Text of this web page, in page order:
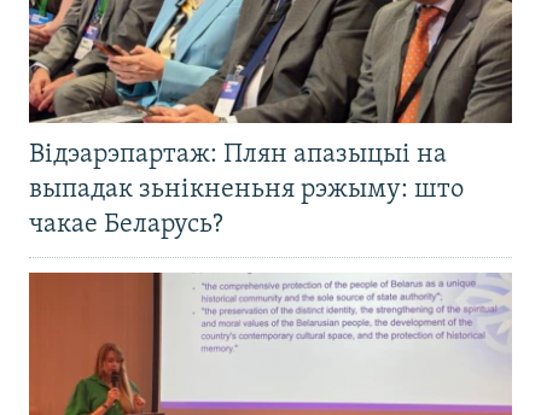
Відэарэпартаж: Плян апазыцыі на
выпадак зьнікненьня рэжыму: што
чакае Беларусь?